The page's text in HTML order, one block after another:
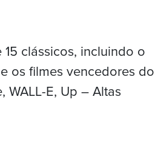
clássicos, incluindo o
os filmes vencedores do
WALL-E, Up – Altas